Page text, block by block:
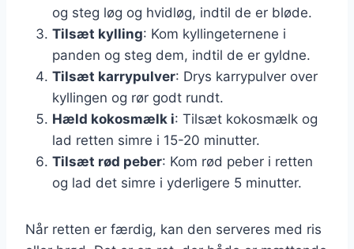
og steg løg og hvidløg, indtil de er bløde.
Tilsæt kylling: Kom kyllingeternene i
panden og steg dem, indtil de er gyldne.
Tilsæt karrypulver: Drys karrypulver over
kyllingen og rør godt rundt.
Hæld kokosmælk i: Tilsæt kokosmælk og
lad retten simre i 15-20 minutter.
Tilsæt rød peber: Kom rød peber i retten
og lad det simre i yderligere 5 minutter.
Når retten er færdig, kan den serveres med ris